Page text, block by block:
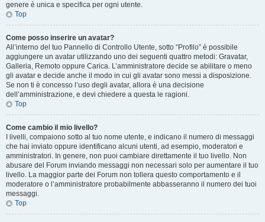
genere è unica e specifica per ogni utente.
Top
Come posso inserire un avatar?
All’interno del tuo Pannello di Controllo Utente, sotto “Profilo” è possibile
aggiungere un avatar utilizzando uno dei seguenti quattro metodi: Gravatar,
Galleria, Remoto oppure Carica. L’amministratore decide se abilitare o meno
gli avatar e decide anche il modo in cui gli avatar sono messi a disposizione.
Se non ti è concesso l’uso degli avatar, allora è una decisione
dell’amministrazione, e devi chiedere a questa le ragioni.
Top
Come cambio il mio livello?
I livelli, compaiono sotto al tuo nome utente, e indicano il numero di messaggi
che hai inviato oppure identificano alcuni utenti, ad esempio, moderatori e
amministratori. In genere, non puoi cambiare direttamente il tuo livello. Non
abusare del Forum inviando messaggi non necessari solo per aumentare il tuo
livello. La maggior parte dei Forum non tollera questo comportamento e il
moderatore o l’amministratore probabilmente abbasseranno il numero dei tuoi
messaggi.
Top